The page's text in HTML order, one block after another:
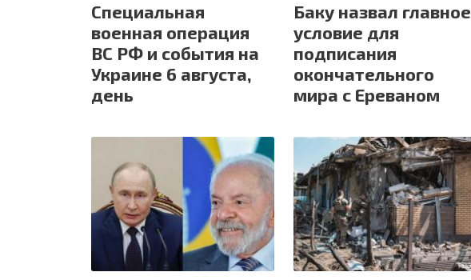
Специальная
военная операция
ВС РФ и события на
Украине 6 августа,
день
Баку назвал главное
условие для
подписания
окончательного
мира с Ереваном